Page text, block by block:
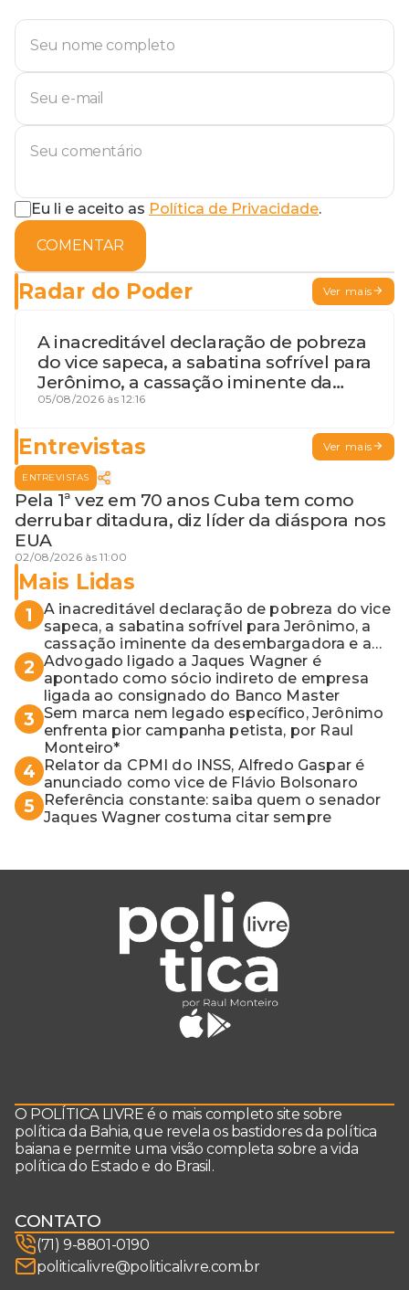
Eu li e aceito as Política de Privacidade.
COMENTAR
Radar do Poder Ver mais
A inacreditável declaração de pobreza
do vice sapeca, a sabatina sofrível para
Jerônimo, a cassação iminente da
desembargadora e a vaga do Quinto
05/08/2026 às 12:16
Entrevistas Ver mais
ENTREVISTAS
Pela 1ª vez em 70 anos Cuba tem como
derrubar ditadura, diz líder da diáspora nos
EUA
02/08/2026 às 11:00
Mais Lidas
1
A inacreditável declaração de pobreza do vice
sapeca, a sabatina sofrível para Jerônimo, a
cassação iminente da desembargadora e a
vaga do Quinto para o MP baiano
2 Advogado ligado a Jaques Wagner é
apontado como sócio indireto de empresa
ligada ao consignado do Banco Master
3
Sem marca nem legado específico, Jerônimo
enfrenta pior campanha petista, por Raul
Monteiro*
4
Relator da CPMI do INSS, Alfredo Gaspar é
anunciado como vice de Flávio Bolsonaro
5
Referência constante: saiba quem o senador
Jaques Wagner costuma citar sempre
O POLÍTICA LIVRE é o mais completo site sobre
política da Bahia, que revela os bastidores da política
baiana e permite uma visão completa sobre a vida
política do Estado e do Brasil.
CONTATO
(71) 9-8801-0190
politicalivre@politicalivre.com.br